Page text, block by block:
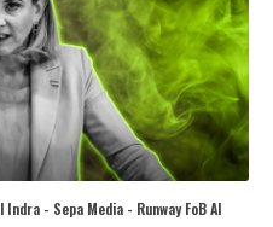
- Sepa Media - Runway FoB AI